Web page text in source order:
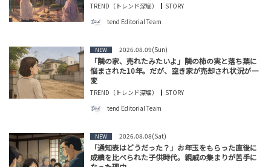
TREND（トレンド深堀）
STORY
tend Editorial Team
NEW 2026.08.09(Sun)
「隣の家、売れたみたいよ」隣の柿の実と落ち葉に
悩まされた10年。だが、空き家が売却され状況が一
変
TREND（トレンド深堀）
STORY
tend Editorial Team
NEW 2026.08.08(Sat)
「通知表はどうだった？」お年玉をもらった直後に
成績を比べられた子供時代。親戚の集まりが苦手に